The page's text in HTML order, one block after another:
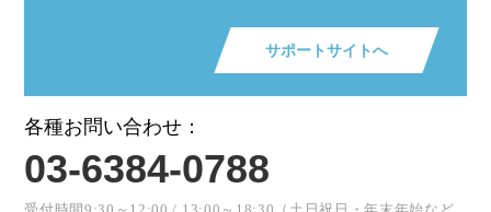
サポートサイトへ
各種お問い合わせ：
03-6384-0788
受付時間9:30～12:00 / 13:00～18:30（土日祝日・年末年始など